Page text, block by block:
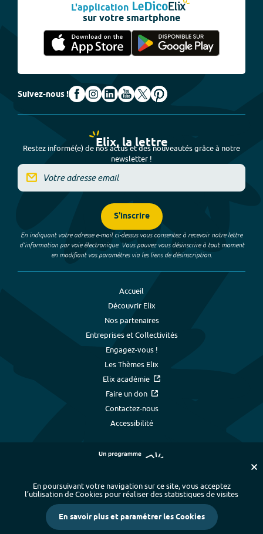
L'application
sur votre smartphone
Suivez-nous !
Elix, la lettre
Restez informé(e) de nos actus et des nouveautés grâce à notre
newsletter !
S'inscrire
En indiquant votre adresse e-mail ci-dessus vous consentez à recevoir notre lettre
d’information par voie électronique. Vous pouvez vous désinscrire à tout moment
en modifiant vos paramètres via les liens de désinscription.
Accueil
Découvrir Elix
Nos partenaires
Entreprises et Collectivités
Engagez-vous !
Les Thèmes Elix
Elix académie
Faire un don
Contactez-nous
Accessibilité
Plan du site - Index alphabétique
-
Mentions légales et données personnelles
- Paramétrer les cookies
Crédits
En poursuivant votre navigation sur ce site, vous acceptez
l’utilisation de Cookies pour réaliser des statistiques de visites
En savoir plus et paramétrer les Cookies